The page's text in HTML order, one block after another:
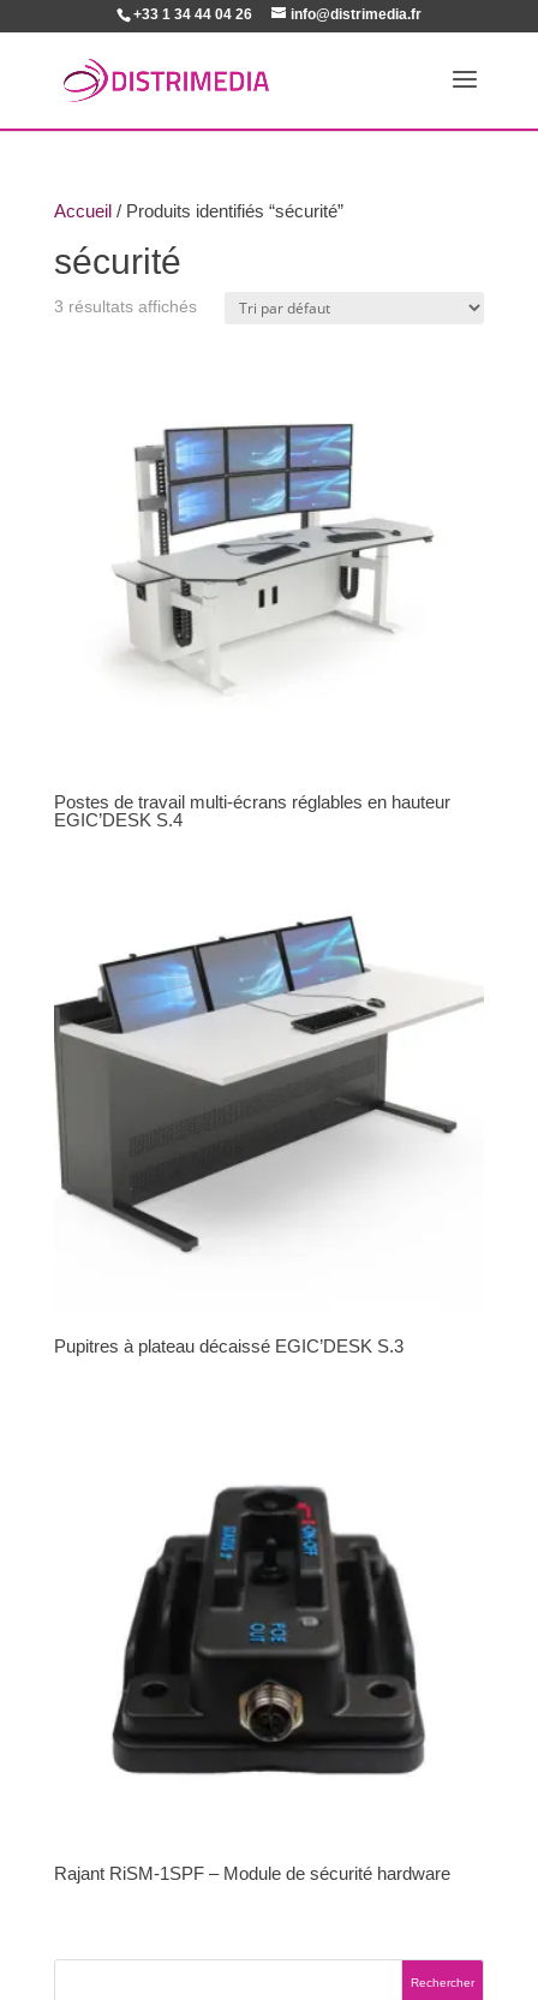
+33 1 34 44 04 26 info@distrimedia.fr
Accueil/ Produits identifiés “sécurité”
sécurité
3 résultats affichés
Postes de travail multi-écrans réglables en hauteur
EGIC’DESK S.4
Pupitres à plateau décaissé EGIC’DESK S.3
Rajant RiSM-1SPF – Module de sécurité hardware